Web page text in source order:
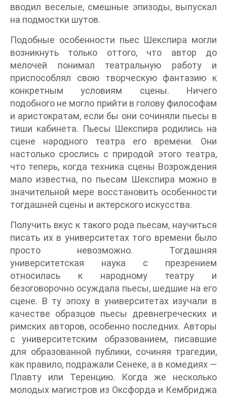
вводил веселые, смешные эпизоды, выпускал
на подмостки шутов.
Подобные особенности пьес Шекспира могли
возникнуть только оттого, что автор до
мелочей понимал театральную работу и
приспособлял свою творческую фантазию к
конкретным условиям сцены. Ничего
подобного не могло прийти в голову философам
и аристократам, если бы они сочиняли пьесы в
тиши кабинета. Пьесы Шекспира родились на
сцене народного театра его времени. Они
настолько срослись с природой этого театра,
что теперь, когда техника сцены Возрождения
мало известна, по пьесам Шекспира можно в
значительной мере восстановить особенности
тогдашней сцены и актерского искусства.
Получить вкус к такого рода пьесам, научиться
писать их в университетах того времени было
просто невозможно. Тогдашняя
университетская наука с презрением
относилась к народному театру и
безоговорочно осуждала пьесы, шедшие на его
сцене. В ту эпоху в университетах изучали в
качестве образцов пьесы древнегреческих и
римских авторов, особенно последних. Авторы
с университетским образованием, писавшие
для образованной публики, сочиняя трагедии,
как правило, подражали Сенеке, а в комедиях —
Плавту или Теренцию. Когда же несколько
молодых магистров из Оксфорда и Кембриджа